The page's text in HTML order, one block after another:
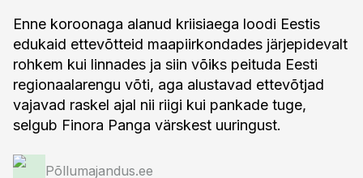
Enne koroonaga alanud kriisiaega loodi Eestis
edukaid ettevõtteid maapiirkondades järjepidevalt
rohkem kui linnades ja siin võiks peituda Eesti
regionaalarengu võti, aga alustavad ettevõtjad
vajavad raskel ajal nii riigi kui pankade tuge,
selgub Finora Panga värskest uuringust.
Põllumajandus.ee